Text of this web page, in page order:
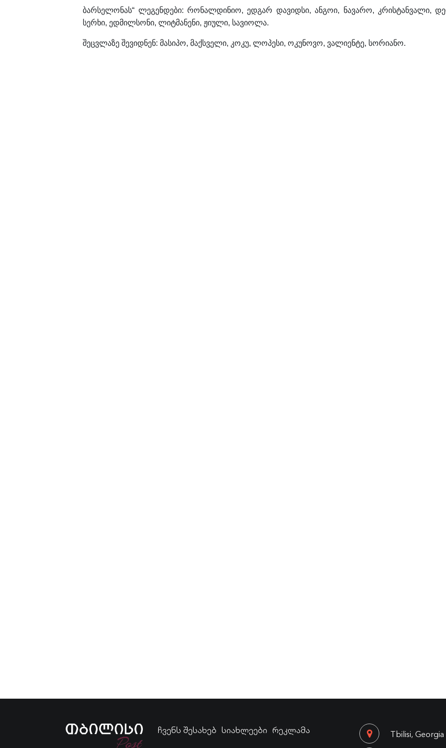
ბარსელონას“ ლეგენდები: რონალდინიო, ედგარ დავიდსი, ანგოი, ნავარო, კრისტანვალი,
სერხი, ედმილსონი, ლიტმანენი, ჟიული, სავიოლა.
შეცვლაზე შევიდნენ: მასიპო, მაქსველი, კოკუ, ლოპესი, ოკუნოვო, ვალიენტე, სორიანო.
ჩვენს შესახებ სიახლეები რეკლამა Tbilisi, Georgia